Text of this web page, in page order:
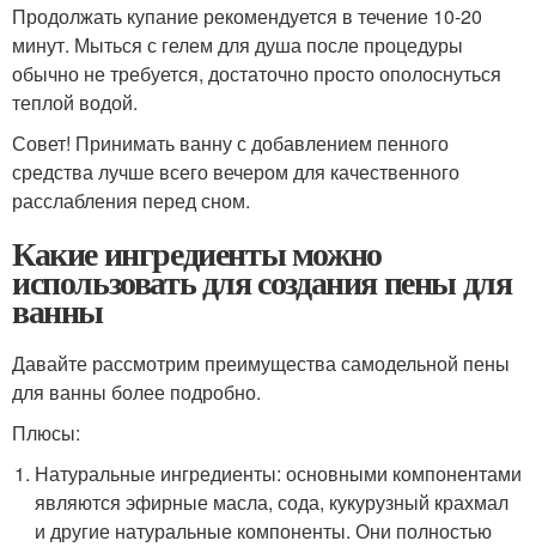
Продолжать купание рекомендуется в течение 10-20
минут. Мыться с гелем для душа после процедуры
обычно не требуется, достаточно просто ополоснуться
теплой водой.
Совет! Принимать ванну с добавлением пенного
средства лучше всего вечером для качественного
расслабления перед сном.
Какие ингредиенты можно
использовать для создания пены для
ванны
Давайте рассмотрим преимущества самодельной пены
для ванны более подробно.
Плюсы:
Натуральные ингредиенты: основными компонентами
являются эфирные масла, сода, кукурузный крахмал
и другие натуральные компоненты. Они полностью